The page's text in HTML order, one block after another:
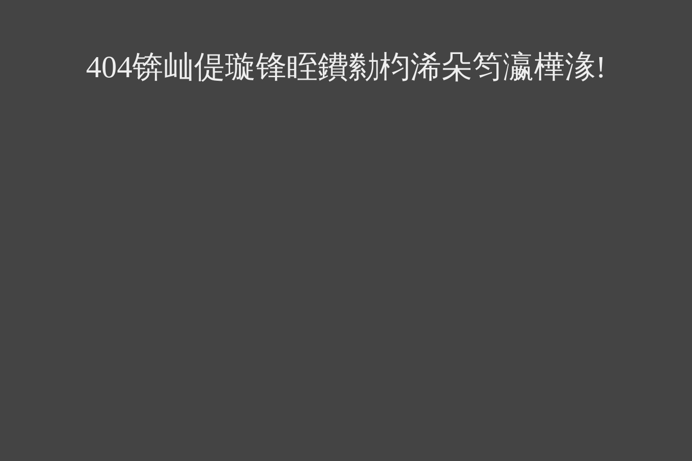
404锛屾偍璇锋眰鐨勬枃浠朵笉瀛樺湪!